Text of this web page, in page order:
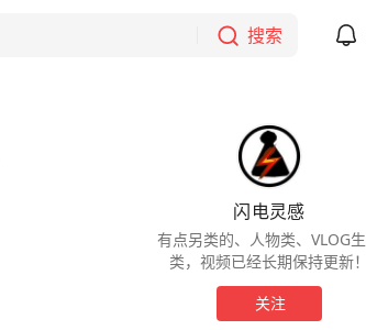
搜索
闪电灵感
有点另类的、人物类、VLOG
类，视频已经长期保持更新！
关注